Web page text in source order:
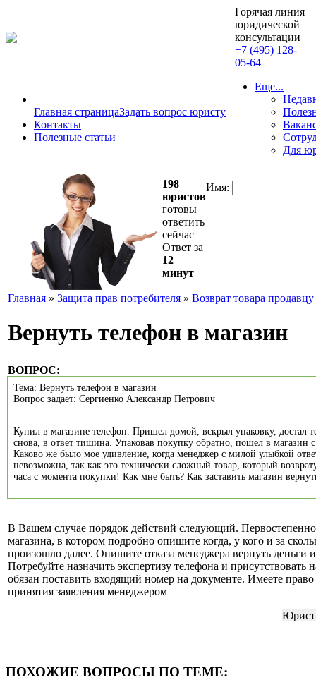
Горячая линия
юридической
консультации
+7 (495) 128-
05-64
Главная страницаЗадать вопрос юристу
Контакты
Полезные статьи
Еще...
Для
198
юристов
готовы
ответить
сейчас
Ответ за
12
минут
Имя:
Главная » Защита прав потребителя » Возврат товара
Вернуть телефон в магазин
ВОПРОС:
Тема: Вернуть телефон в магазин
Вопрос задает: Сергиенко Александр Петрович
Купил в магазине телефон. Пришел домой, вскрыл упаковку, достал
снова, в ответ тишина. Упаковав покупку обратно, пошел в магазин
Каково же было мое удивление, когда менеджер с милой улыбкой
невозможна, так как это технически сложный товар, который
часа с момента покупки! Как мне быть? Как заставить магазин
В Вашем случае порядок действий следующий. Первостепенно
магазина, в котором подробно опишите когда, у кого и за
произошло далее. Опишите отказа менеджера вернуть деньги
Потребуйте назначить экспертизу телефона и
обязан поставить входящий номер на документе. Имеете
принятия заявления менеджером
Юрист
ПОХОЖИЕ ВОПРОСЫ ПО ТЕМЕ: